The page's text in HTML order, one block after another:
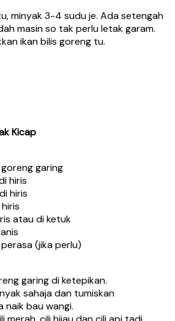
minyak 3-4 sudu je. Ada setengah
masin so tak perlu letak garam.
ikan bilis goreng tu.
Kicap
garing
hiris
hiris
atau di ketuk
(jika perlu)
garing di ketepikan.
sahaja dan tumiskan
naik bau wangi.